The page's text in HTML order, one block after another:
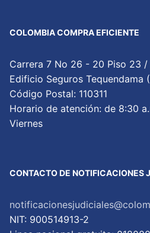
COLOMBIA COMPRA EFICIENTE
Carrera 7 No 26 - 20 Piso 23
Edificio Seguros Tequendama
Código Postal: 110311
Horario de atención: de 8:30
Viernes
CONTACTO DE NOTIFICACIONES
NIT: 900514913-2